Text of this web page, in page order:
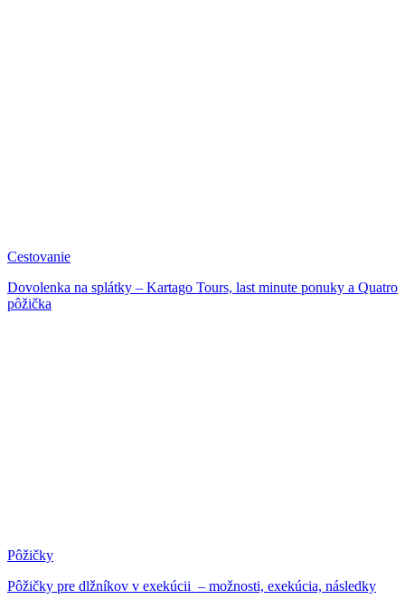
Cestovanie
Dovolenka na splátky – Kartago Tours, last minute ponuky a Quatro
pôžička
Pôžičky
Pôžičky pre dlžníkov v exekúcii – možnosti, exekúcia, následky